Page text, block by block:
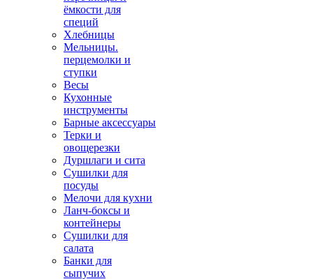
ёмкости для
специй
Хлебницы
Мельницы.
перцемолки и
ступки
Весы
Кухонные
инструменты
Барные аксессуары
Терки и
овощерезки
Дуршлаги и сита
Сушилки для
посуды
Мелочи для кухни
Ланч-боксы и
контейнеры
Сушилки для
салата
Банки для
сыпучих